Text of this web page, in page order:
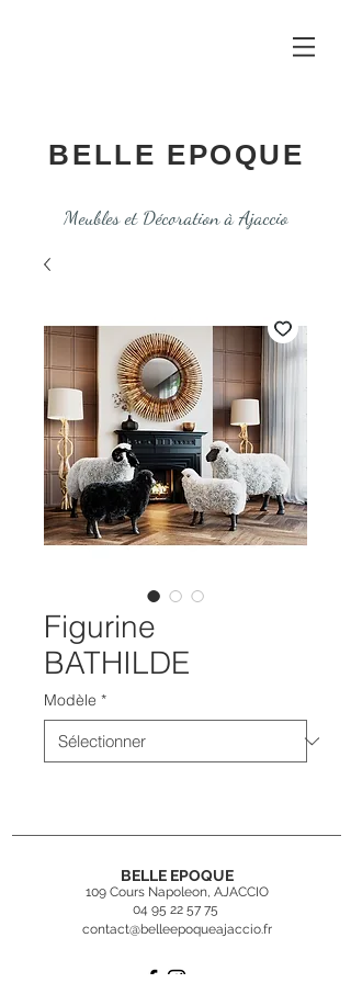
BELLE EPOQUE
Meubles et Décoration à Ajaccio
Figurine
BATHILDE
Modèle *
BELLE EPOQUE
109 Cours Napoleon, AJACCIO
04 95 22 57 75
contact@belleepoqueajaccio.fr